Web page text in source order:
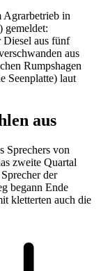
Agrarbetrieb in
gemeldet:
Diesel aus fünf
aus
Rumpshagen
Seenplatte) laut
aus
Sprechers von
zweite Quartal
der
begann Ende
kletterten auch die